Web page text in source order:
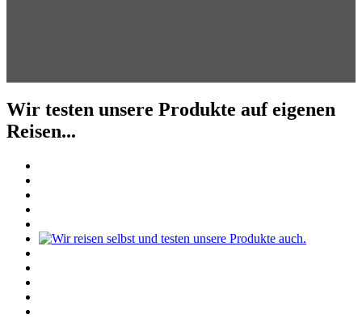
Wir testen unsere Produkte auf eigenen
Reisen...